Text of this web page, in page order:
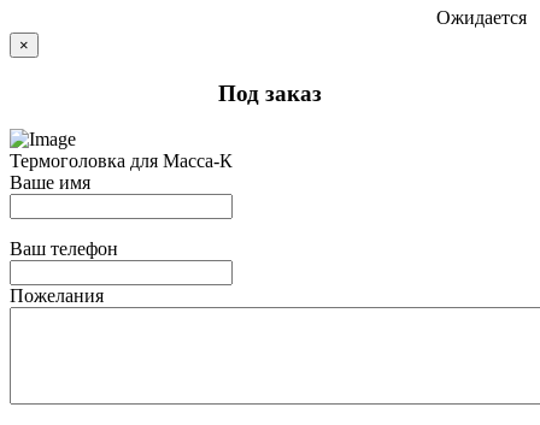
Ожидается
×
Под заказ
Термоголовка для Масса-К
Ваше имя
Ваш телефон
Пожелания